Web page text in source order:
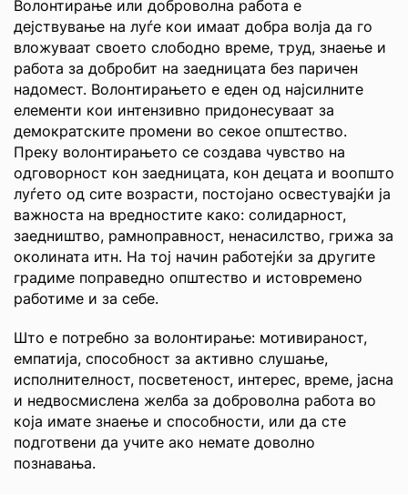
Волонтирање или доброволна работа е
дејствување на луѓе кои имаат добра волја да го
вложуваат своето слободно време, труд, знаење и
работа за добробит на заедницата без паричен
надомест. Волонтирањето е еден од најсилните
елементи кои интензивно придонесуваат за
демократските промени во секое општество.
Преку волонтирањето се создава чувство на
одговорност кон заедницата, кон децата и воопшто
луѓето од сите возрасти, постојано освестувајќи ја
важноста на вредностите како: солидарност,
заедништво, рамноправност, ненасилство, грижа за
околината итн. На тој начин работејќи за другите
градиме поправедно општество и истовремено
работиме и за себе.
Што е потребно за волонтирање: мотивираност,
емпатија, способност за активно слушање,
исполнителност, посветеност, интерес, време, јасна
и недвосмислена желба за доброволна работа во
која имате знаење и способности, или да сте
подготвени да учите ако немате доволно
познавања.